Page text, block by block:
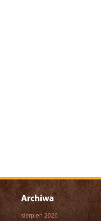
sierpień 2026